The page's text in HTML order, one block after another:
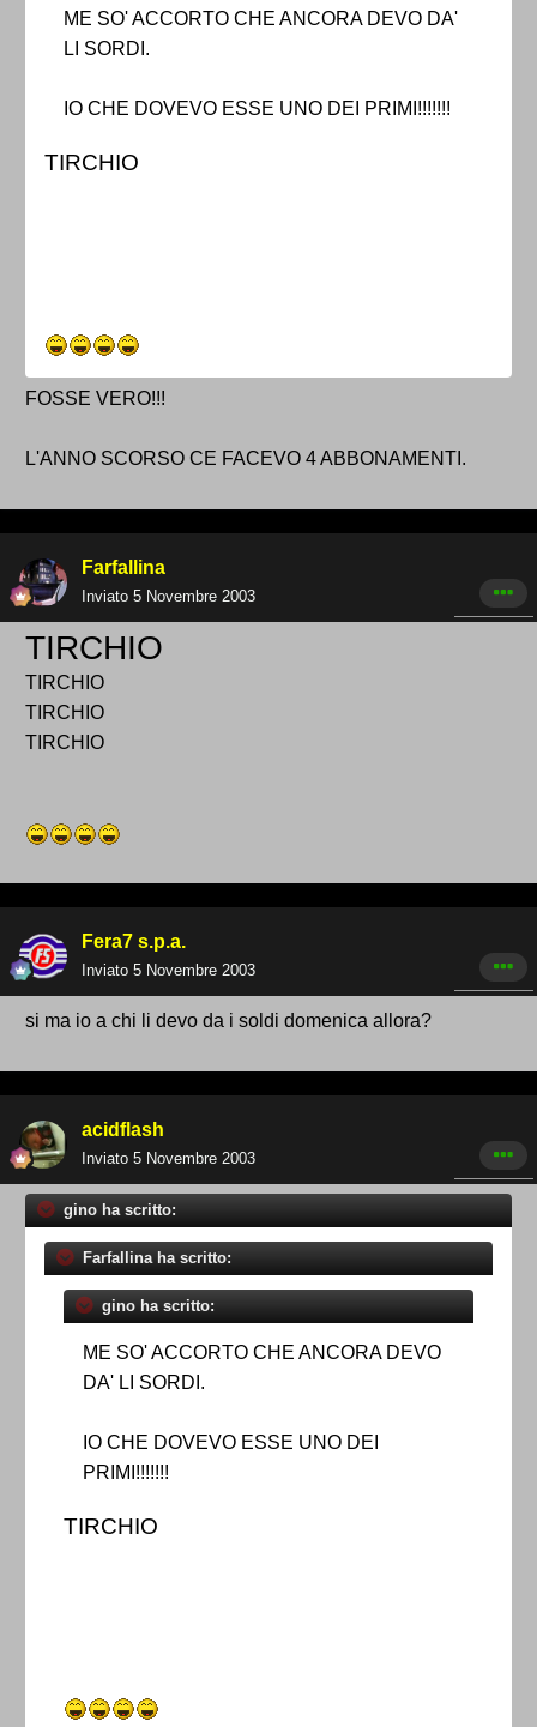
ME SO' ACCORTO CHE ANCORA DEVO DA'
LI SORDI.
IO CHE DOVEVO ESSE UNO DEI PRIMI!!!!!!!
TIRCHIO
FOSSE VERO!!!
L'ANNO SCORSO CE FACEVO 4 ABBONAMENTI.
Farfallina
Inviato 5 Novembre 2003
TIRCHIO
TIRCHIO
TIRCHIO
TIRCHIO
Fera7 s.p.a.
Inviato 5 Novembre 2003
si ma io a chi li devo da i soldi domenica allora?
acidflash
Inviato 5 Novembre 2003
gino ha scritto:
Farfallina ha scritto:
gino ha scritto:
ME SO' ACCORTO CHE ANCORA DEVO
DA' LI SORDI.
IO CHE DOVEVO ESSE UNO DEI
PRIMI!!!!!!!
TIRCHIO